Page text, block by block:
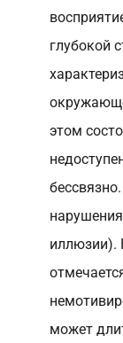
глубокой
этом
иллюзии).
может